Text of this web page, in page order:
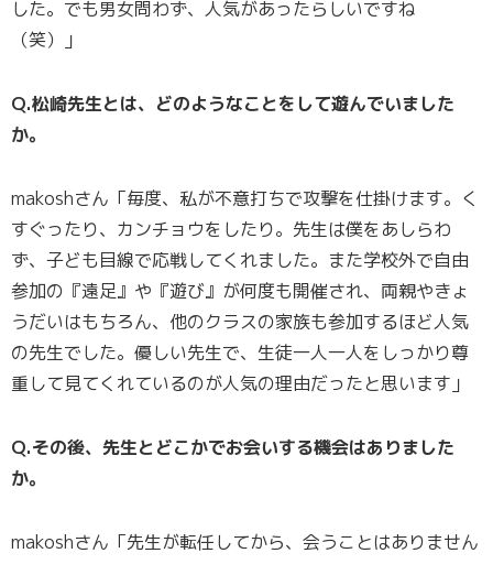
した。でも男女問わず、人気があったらしいですね
（笑）」
Q.松崎先生とは、どのようなことをして遊んでいました
か。
makoshさん「毎度、私が不意打ちで攻撃を仕掛けます。く
すぐったり、カンチョウをしたり。先生は僕をあしらわ
ず、子ども目線で応戦してくれました。また学校外で自由
参加の『遠足』や『遊び』が何度も開催され、両親やきょ
うだいはもちろん、他のクラスの家族も参加するほど人気
の先生でした。優しい先生で、生徒一人一人をしっかり尊
重して見てくれているのが人気の理由だったと思います」
Q.その後、先生とどこかでお会いする機会はありました
か。
makoshさん「先生が転任してから、会うことはありません